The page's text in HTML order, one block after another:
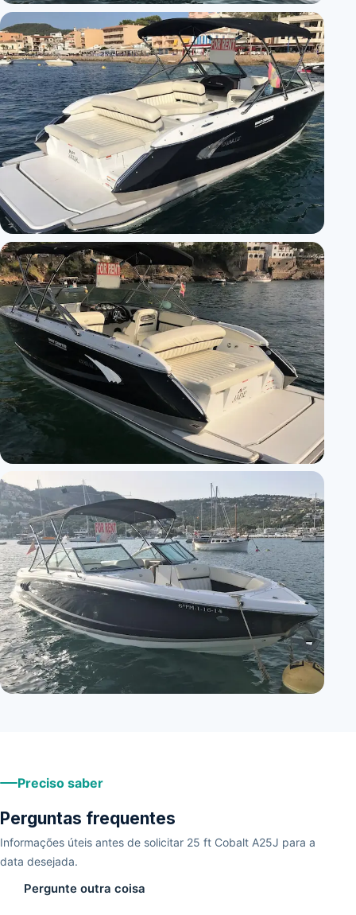
Preciso saber
Perguntas frequentes
Informações úteis antes de solicitar 25 ft Cobalt A25J para a
data desejada.
Pergunte outra coisa